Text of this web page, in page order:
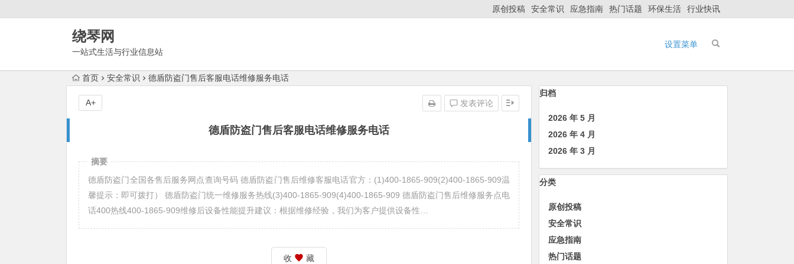
原创投稿 安全常识 应急指南 热门话题 环保生活 行业快讯
绕琴网
一站式生活与行业信息站
设置菜单
首页 安全常识 德盾防盗门售后客服电话维修服务电话
德盾防盗门售后客服电话维修服务电话
发表评论
A+
摘要
德盾防盗门全国各售后服务网点查询号码 德盾防盗门售后维修客服电话官方：(1)400-1865-909(2)400-1865-909温
馨提示：即可拨打） 德盾防盗门统一维修服务热线(3)400-1865-909(4)400-1865-909 德盾防盗门售后维修服务点电
话400热线400-1865-909维修后设备性能提升建议：根据维修经验，我们为客户提供设备性…
收 藏
归档
2026 年 5 月
2026 年 4 月
2026 年 3 月
分类
原创投稿
安全常识
应急指南
热门话题